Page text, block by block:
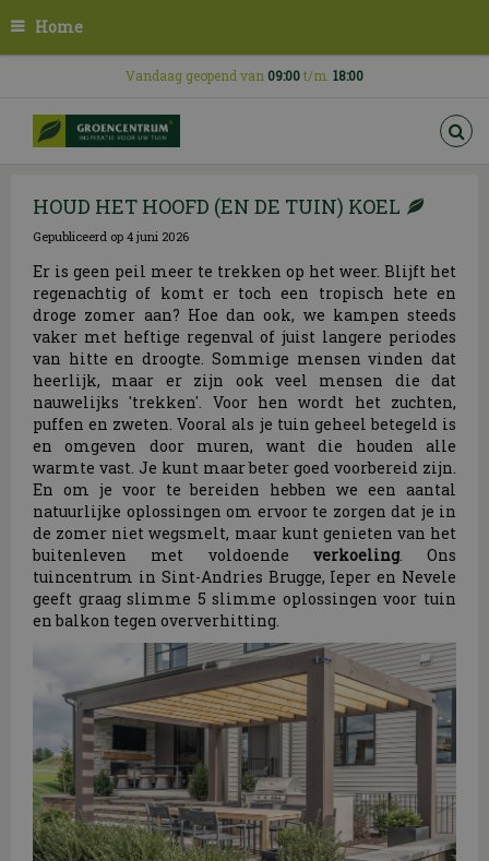
n
Home
Vandaag geopend van 09:00t/m. 18:00
HOUD HET HOOFD (EN DE TUIN) KOEL
Gepubliceerd op 4 juni 2026
Er is geen peil meer te trekken op het weer. Blijft het
regenachtig of komt er toch een tropisch hete en
droge zomer aan? Hoe dan ook, we kampen steeds
vaker met heftige regenval of juist langere periodes
van hitte en droogte. Sommige mensen vinden dat
heerlijk, maar er zijn ook veel mensen die dat
nauwelijks 'trekken'. Voor hen wordt het zuchten,
puffen en zweten. Vooral als je tuin geheel betegeld is
en omgeven door muren, want die houden alle
warmte vast. Je kunt maar beter goed voorbereid zijn.
En om je voor te bereiden hebben we een aantal
natuurlijke oplossingen om ervoor te zorgen dat je in
de zomer niet wegsmelt, maar kunt genieten van het
buitenleven met voldoende verkoeling. Ons
tuincentrum in Sint-Andries Brugge, Ieper en Nevele
geeft graag slimme 5 slimme oplossingen voor tuin
en balkon tegen oververhitting.